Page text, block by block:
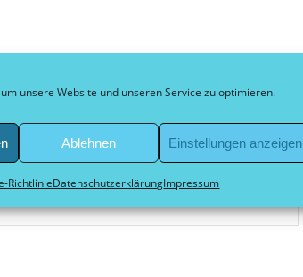
unsere Website und unseren Service zu optimieren.
Ablehnen Einstellungen anzeigen
RichtlinieDatenschutzerklärungImpressum